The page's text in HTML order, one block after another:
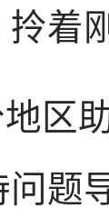
拎着
区
题